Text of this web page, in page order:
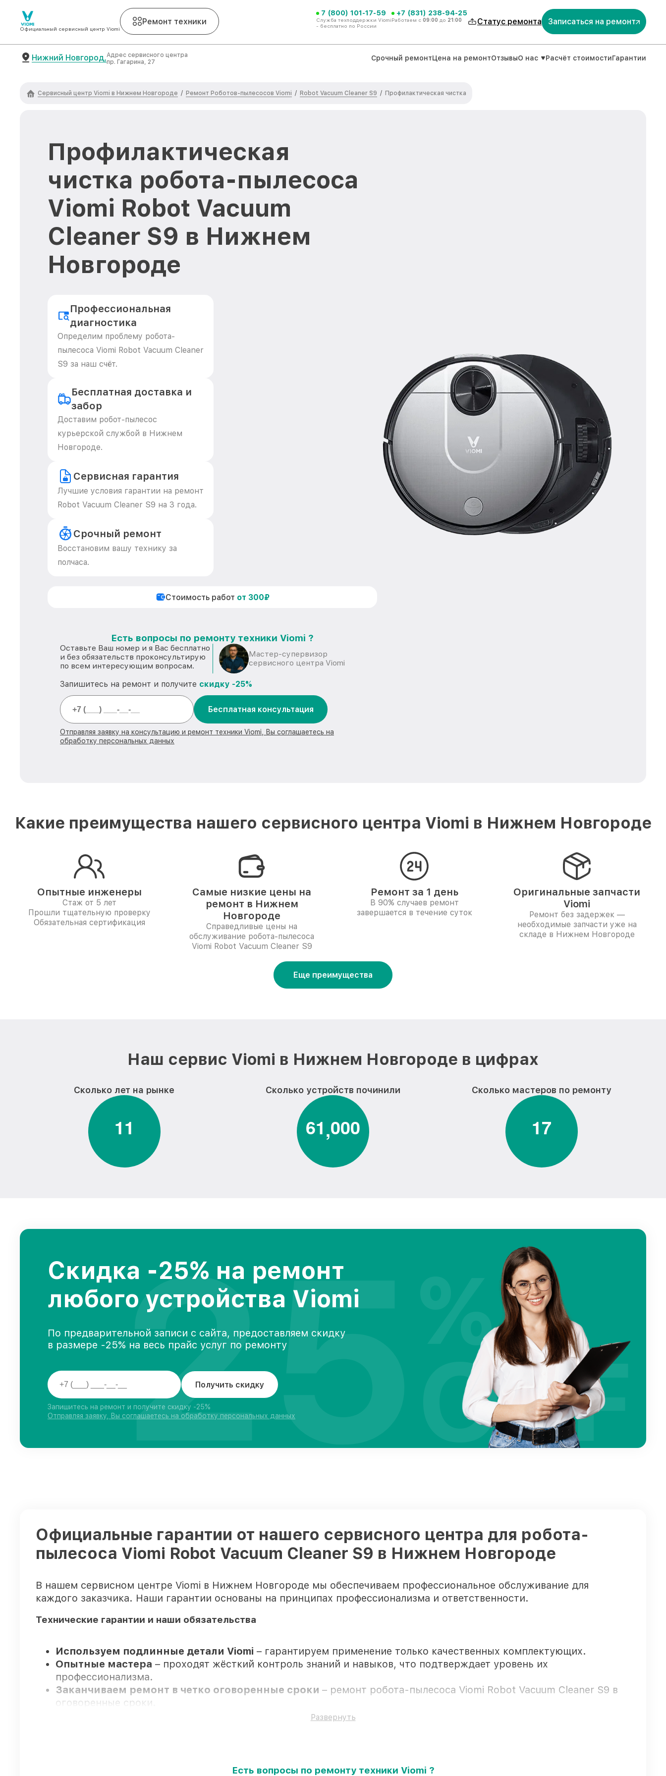
Официальный сервисный центр Viomi
Ремонт техники
7 (800) 101-17-59
Служба техподдержки Viomi
- бесплатно по России
+7 (831) 238-94-25
Работаем с 09:00 до 21:00 Статус ремонта Записаться на ремонт
Нижний Новгород,Адрес сервисного центра
пр. Гагарина, 27
Срочный ремонтЦена на ремонтОтзывыО нас Расчёт стоимостиГарантии
Сервисный центр Viomi в Нижнем Новгороде / Ремонт Роботов-пылесосов Viomi / Robot Vacuum Cleaner S9 / Профилактическая чистка
Профилактическая
чистка робота-пылесоса
Viomi Robot Vacuum
Cleaner S9 в Нижнем
Новгороде
Профессиональная
диагностика
Определим проблему робота-
пылесоса Viomi Robot Vacuum Cleaner
S9 за наш счёт.
Бесплатная доставка и
забор
Доставим робот-пылесос
курьерской службой в Нижнем
Новгороде.
Сервисная гарантия
Лучшие условия гарантии на ремонт
Robot Vacuum Cleaner S9 на 3 года.
Срочный ремонт
Восстановим вашу технику за
полчаса.
Стоимость работ от 300₽
Есть вопросы по ремонту техники Viomi ?
Оставьте Ваш номер и я Вас бесплатно
и без обязательств проконсультирую
по всем интересующим вопросам.
Мастер-супервизор
сервисного центра Viomi
Запишитесь на ремонт и получите скидку -25%
Бесплатная консультация
Отправляя заявку на консультацию и ремонт техники Viomi, Вы соглашаетесь на
обработку персональных данных
Какие преимущества нашего сервисного центра Viomi в Нижнем Новгороде
Опытные инженеры
Стаж от 5 лет
Прошли тщательную проверку
Обязательная сертификация
Самые низкие цены на
ремонт в Нижнем
Новгороде
Справедливые цены на
обслуживание робота-пылесоса
Viomi Robot Vacuum Cleaner S9
Ремонт за 1 день
В 90% случаев ремонт
завершается в течение суток
Оригинальные запчасти
Viomi
Ремонт без задержек —
необходимые запчасти уже на
складе в Нижнем Новгороде
Еще преимущества
Наш сервис Viomi в Нижнем Новгороде в цифрах
Сколько лет на рынке
11
Сколько устройств починили
61,000
Сколько мастеров по ремонту
17
Скидка -25% на ремонт
любого устройства Viomi
По предварительной записи с сайта, предоставляем скидку
в размере -25% на весь прайс услуг по ремонту
Получить скидку
Запишитесь на ремонт и получите скидку -25%
Отправляя заявку, Вы соглашаетесь на обработку персональных данных
25 %
OFF
Официальные гарантии от нашего сервисного центра для робота-
пылесоса Viomi Robot Vacuum Cleaner S9 в Нижнем Новгороде
В нашем сервисном центре Viomi в Нижнем Новгороде мы обеспечиваем профессиональное обслуживание для
каждого заказчика. Наши гарантии основаны на принципах профессионализма и ответственности.
Технические гарантии и наши обязательства
Используем подлинные детали Viomi – гарантируем применение только качественных комплектующих.
Опытные мастера – проходят жёсткий контроль знаний и навыков, что подтверждает уровень их
профессионализма.
Заканчиваем ремонт в четко оговоренные сроки – ремонт робота-пылесоса Viomi Robot Vacuum Cleaner S9 в
оговоренные сроки.
– все работы и запчасти защищены сервисной гарантией.
Развернуть
Есть вопросы по ремонту техники Viomi ?